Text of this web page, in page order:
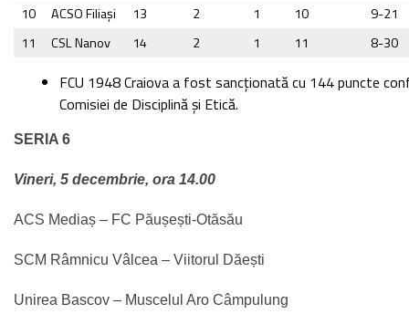
10 ACSO Filiaşi 13 2 1 10
9-21
11
CSL Nanov 14 2 1 11 8-30
FCU 1948 Craiova a fost sancţionată cu 144 puncte
Comisiei de Disciplină şi Etică.
SERIA 6
Vineri, 5 decembrie, ora 14.00
ACS Mediaș – FC Păușești-Otăsău
SCM Râmnicu Vâlcea – Viitorul Dăești
Unirea Bascov – Muscelul Aro Câmpulung